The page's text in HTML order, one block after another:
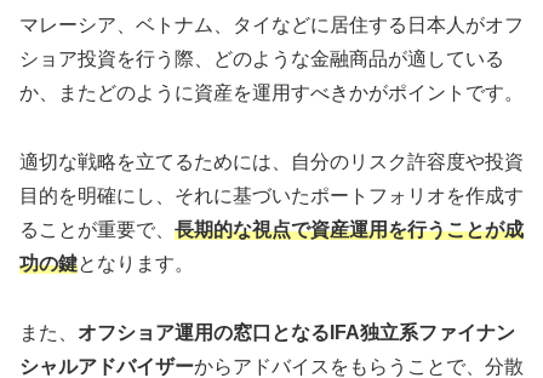
マレーシア、ベトナム、タイなどに居住する⽇本⼈がオフ
ショア投資を⾏う際、どのような⾦融商品が適している
か、またどのように資産を運⽤すべきかがポイントです。
適切な戦略を⽴てるためには、自分のリスク許容度や投資
目的を明確にし、それに基づいたポートフォリオを作成す
ることが重要で、 長期的な視点で資産運用を行うことが成
功の鍵となります。
また、 オフショア運用の窓口となるIFA独立系ファイナン
シャルアドバイザーからアドバイスをもらうことで、分散